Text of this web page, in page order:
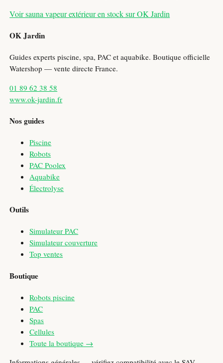
Voir sauna vapeur extérieur en stock sur OK Jardin
OK Jardin
Guides experts piscine, spa, PAC et aquabike. Boutique officielle
Watershop — vente directe France.
01 89 62 38 58
www.ok-jardin.fr
Nos guides
Piscine
Robots
PAC Poolex
Aquabike
Électrolyse
Outils
Simulateur PAC
Simulateur couverture
Top ventes
Boutique
Robots piscine
PAC
Spas
Cellules
Toute la boutique →